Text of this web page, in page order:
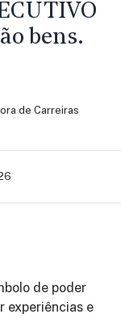
bens.
de Carreiras
de poder
experiências e